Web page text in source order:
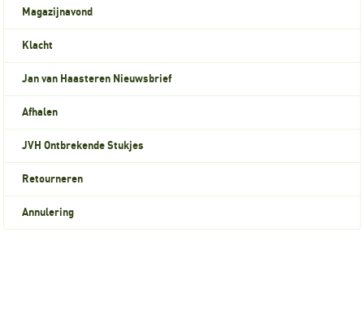
Magazijnavond
Klacht
Jan van Haasteren Nieuwsbrief
Afhalen
JVH Ontbrekende Stukjes
Retourneren
Annulering